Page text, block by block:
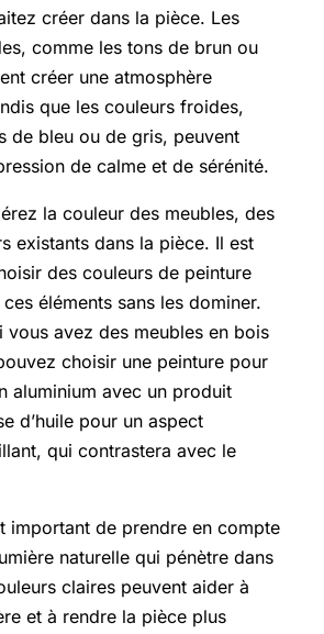
créer dans la pièce. Les
comme les tons de brun ou
créer une atmosphère
que les couleurs froides,
de bleu ou de gris, peuvent
de calme et de sérénité.
la couleur des meubles, des
existants dans la pièce. Il est
des couleurs de peinture
éléments sans les dominer.
vous avez des meubles en bois
choisir une peinture pour
aluminium avec un produit
d’huile pour un aspect
qui contrastera avec le
important de prendre en compte
naturelle qui pénètre dans
claires peuvent aider à
et à rendre la pièce plus